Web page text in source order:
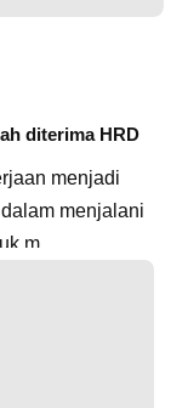
diterima HRD
menjalani
m...